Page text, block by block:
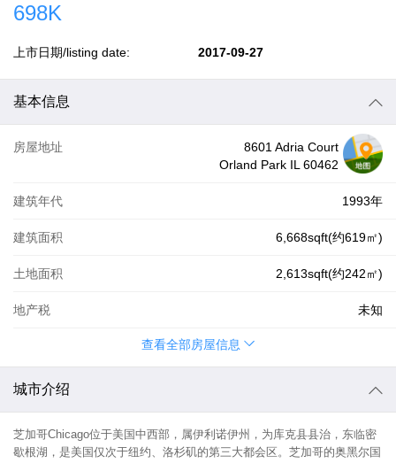
698K
上市日期/listing date: 2017-09-27
基本信息
房屋地址
8601 Adria Court
Orland Park IL 60462
建筑年代 1993年
建筑面积 6,668sqft(约619㎡)
土地面积 2,613sqft(约242㎡)
地产税 未知
查看全部房屋信息
城市介绍
芝加哥Chicago位于美国中西部，属伊利诺伊州，为库克县县治，东临密
歇根湖，是美国仅次于纽约、洛杉矶的第三大都会区。芝加哥的奥黑尔国